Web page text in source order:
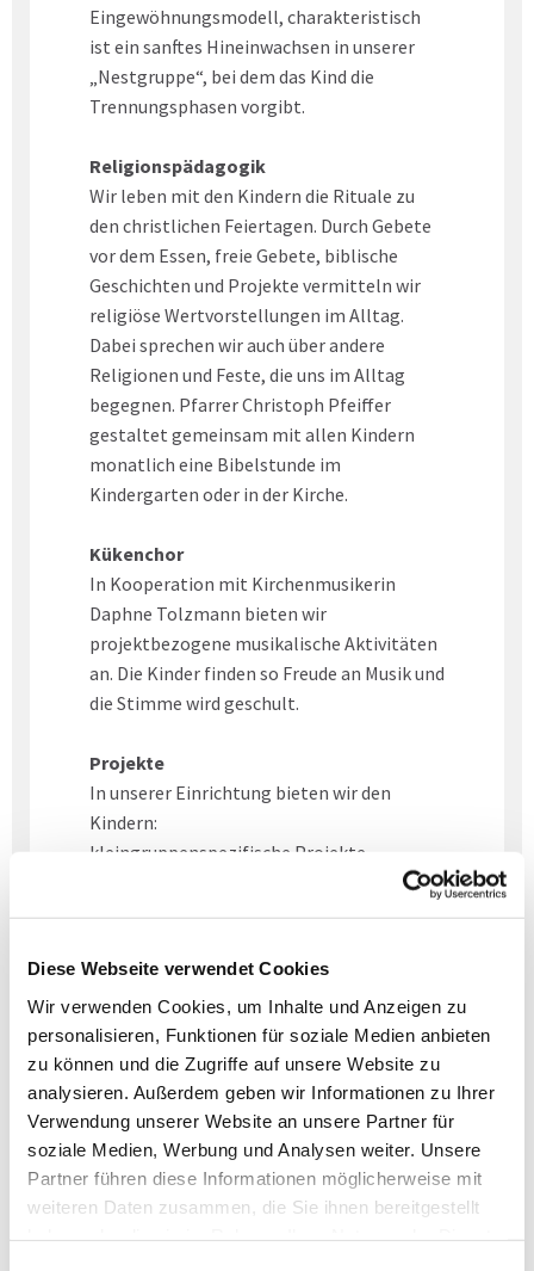
Diese Webseite verwendet Cookies
Wir verwenden Cookies, um Inhalte und Anzeigen zu
personalisieren, Funktionen für soziale Medien anbieten
zu können und die Zugriffe auf unsere Website zu
analysieren. Außerdem geben wir Informationen zu Ihrer
Verwendung unserer Website an unsere Partner für
soziale Medien, Werbung und Analysen weiter. Unsere
Partner führen diese Informationen möglicherweise mit
weiteren Daten zusammen, die Sie ihnen bereitgestellt
Eingewöhnungsmodell, charakteristisch
ist ein sanftes Hineinwachsen in unserer
„Nestgruppe“, bei dem das Kind die
Trennungsphasen vorgibt.
Religionspädagogik
Wir leben mit den Kindern die Rituale zu
den christlichen Feiertagen. Durch Gebete
vor dem Essen, freie Gebete, biblische
Geschichten und Projekte vermitteln wir
religiöse Wertvorstellungen im Alltag.
Dabei sprechen wir auch über andere
Religionen und Feste, die uns im Alltag
begegnen. Pfarrer Christoph Pfeiffer
gestaltet gemeinsam mit allen Kindern
monatlich eine Bibelstunde im
Kindergarten oder in der Kirche.
Kükenchor
In Kooperation mit Kirchenmusikerin
Daphne Tolzmann bieten wir
projektbezogene musikalische Aktivitäten
an. Die Kinder finden so Freude an Musik und
die Stimme wird geschult.
Projekte
In unserer Einrichtung bieten wir den
Kindern:
kleingruppenspezifische Projekte
Beispiel Ausflüge zur Feuerwehr, zum „Haus
„Matrosenausbildung“ der Krankenkasse
zur Sensibilisierung für Gesundheitsfragen,
sowie das Angebot einer Freizeit in
Westkapelle (NL) zur Erlangung der
Selbstständigkeit. Zudem können
Waldausflüge, kleine Theateraufführungen,
Sport- und Turneinheiten und Vorlesetage
den Alltag ergänzen. Die Bildungsbereiche
finden sich vollständig in den Projekten
wieder.